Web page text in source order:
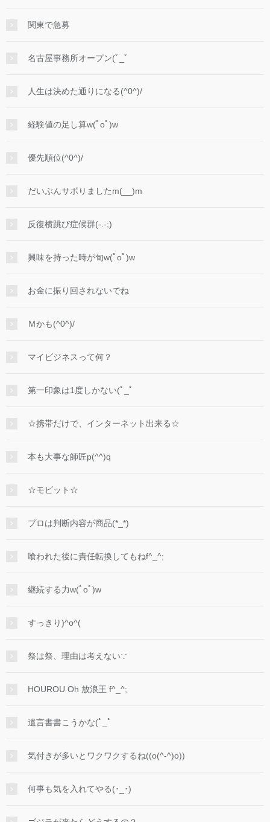
関東で急募
名古屋事務所オープン(ﾟ_ﾟ
人生は決めた通りになる(^0^)/
経験値の足し算w(ﾟoﾟ)w
優先順位(^0^)/
だいぶんサボりましたm(__)m
反復横跳び症候群(-.-;)
興味を持った時が旬w(ﾟoﾟ)w
お金に振り回されないでね
Ｍかも(^0^)/
マイビジネスって何？
第一印象は1度しかない(ﾟ_ﾟ
☆携帯だけで、インターネット出来る☆
本も大事な師匠p(^^)q
☆モビット☆
プロは判断内容が商品(*_*)
喰われた後に責任転換してもねf^_^;
継続する力w(ﾟoﾟ)w
すっきり)^o^(
祭は祭、理由は考えない∵
HOUROU Oh 放浪王 f^_^;
遺言書書こうかな(ﾟ_ﾟ
気付きが多いとワクワクするね((o(^-^)o))
何事も気を入れてやる(･_･)